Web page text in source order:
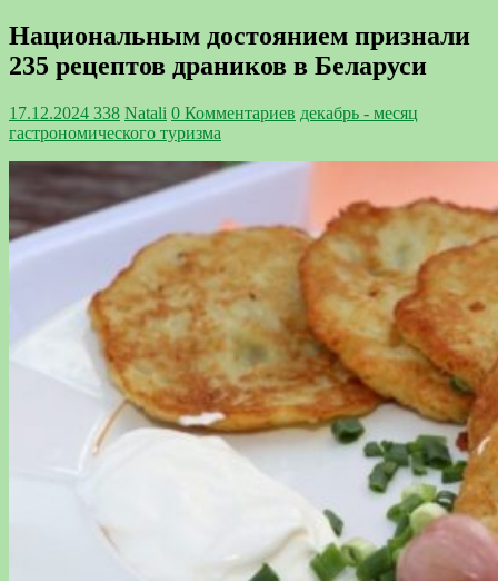
Национальным достоянием признали
235 рецептов драников в Беларуси
17.12.2024 338 Natali 0 Комментариев декабрь - месяц
гастрономического туризма